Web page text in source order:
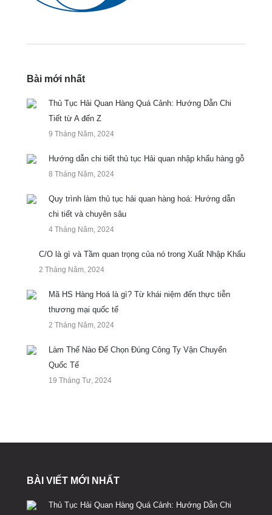
Bài mới nhất
Thủ Tục Hải Quan Hàng Quá Cảnh: Hướng Dẫn Chi
Tiết từ A đến Z
9 Tháng Năm, 2024
Hướng dẫn chi tiết thủ tục Hải quan nhập khẩu hàng gỗ
8 Tháng Năm, 2024
Quy trình làm thủ tục hải quan hàng hoá: Hướng dẫn
chi tiết và chuyên sâu
4 Tháng Năm, 2024
C/O là gì và Tầm quan trọng của nó trong Xuất Nhập Khẩu
2 Tháng Năm, 2024
Mã HS Hàng Hoá là gì? Từ khái niệm đến thực tiễn
thương mại quốc tế
2 Tháng Năm, 2024
Làm Thế Nào Để Chọn Đúng Công Ty Vận Chuyển
Quốc Tế
19 Tháng Tư, 2024
BÀI VIẾT MỚI NHẤT
Thủ Tục Hải Quan Hàng Quá Cảnh: Hướng Dẫn Chi